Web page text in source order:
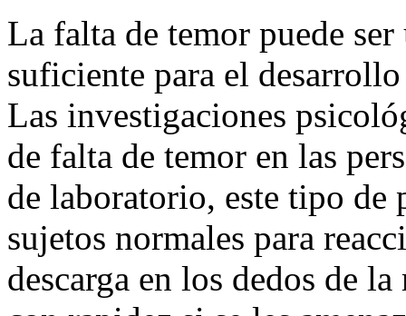
La falta de temor puede
suficiente para el
Las investigaciones
de falta de temor en las
de laboratorio, este tipo de
sujetos normales para
descarga en los dedos de